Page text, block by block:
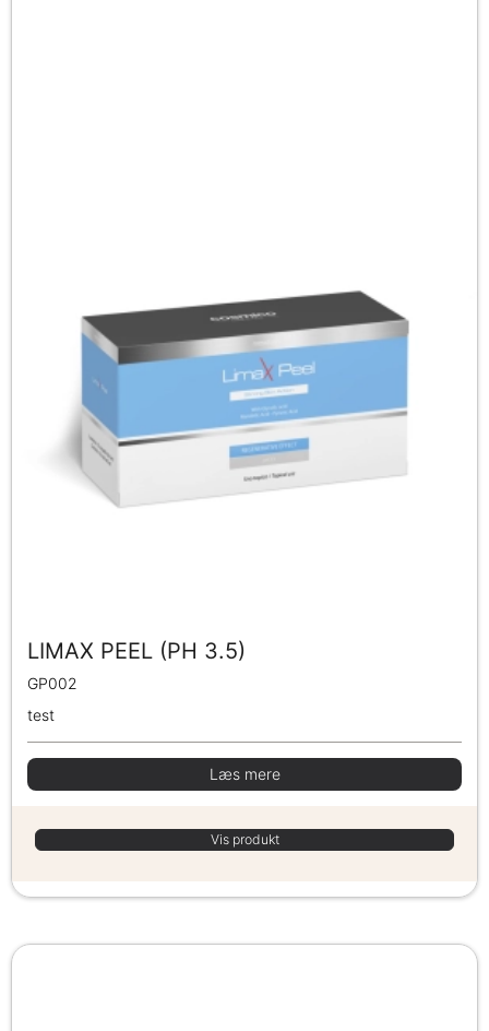
LIMAX PEEL (PH 3.5)
GP002
test
Læs mere
Vis produkt